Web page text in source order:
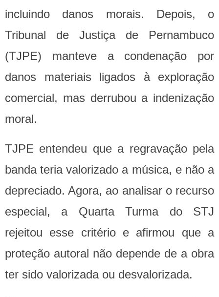
incluindo danos morais. Depois, o
Tribunal de Justiça de Pernambuco
(TJPE) manteve a condenação por
danos materiais ligados à exploração
comercial, mas derrubou a indenização
moral.
TJPE entendeu que a regravação pela
banda teria valorizado a música, e não a
depreciado. Agora, ao analisar o recurso
especial, a Quarta Turma do STJ
rejeitou esse critério e afirmou que a
proteção autoral não depende de a obra
ter sido valorizada ou desvalorizada.